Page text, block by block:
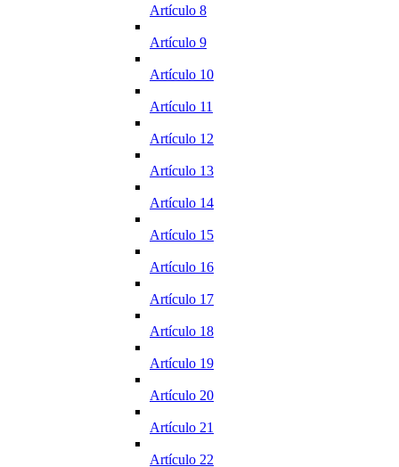
Artículo 8
Artículo 9
Artículo 10
Artículo 11
Artículo 12
Artículo 13
Artículo 14
Artículo 15
Artículo 16
Artículo 17
Artículo 18
Artículo 19
Artículo 20
Artículo 21
Artículo 22